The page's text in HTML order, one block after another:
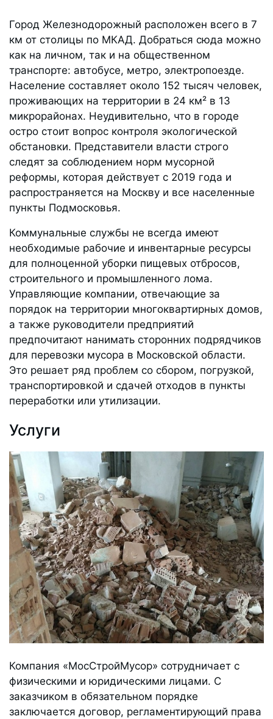
Город Железнодорожный расположен всего в 7
км от столицы по МКАД. Добраться сюда можно
как на личном, так и на общественном
транспорте: автобусе, метро, электропоезде.
Население составляет около 152 тысяч человек,
проживающих на территории в 24 км² в 13
микрорайонах. Неудивительно, что в городе
остро стоит вопрос контроля экологической
обстановки. Представители власти строго
следят за соблюдением норм мусорной
реформы, которая действует с 2019 года и
распространяется на Москву и все населенные
пункты Подмосковья.
Коммунальные службы не всегда имеют
необходимые рабочие и инвентарные ресурсы
для полноценной уборки пищевых отбросов,
строительного и промышленного лома.
Управляющие компании, отвечающие за
порядок на территории многоквартирных домов,
а также руководители предприятий
предпочитают нанимать сторонних подрядчиков
для перевозки мусора в Московской области.
Это решает ряд проблем со сбором, погрузкой,
транспортировкой и сдачей отходов в пункты
переработки или утилизации.
Услуги
Компания «МосСтройМусор» сотрудничает с
физическими и юридическими лицами. С
заказчиком в обязательном порядке
заключается договор, регламентирующий права